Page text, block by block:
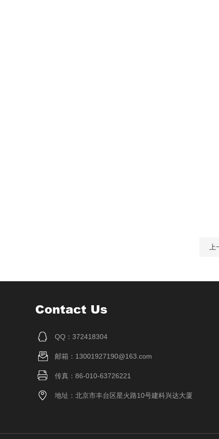
Contact Us
QQ：372418304
邮箱：13001927190@163.com
传真：86-010-63726221
地址：北京市丰台区星火路10号建科兴达大厦